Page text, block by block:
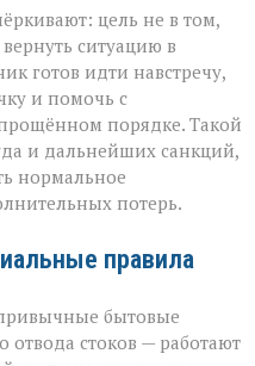
цель не в том,
ситуацию в
готов идти навстречу,
и помочь с
порядке. Такой
и дальнейших санкций,
нормальное
потерь.
правила
бытовые
стоков — работают